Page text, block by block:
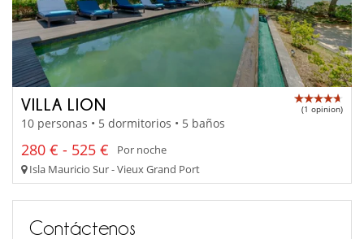
VILLA LION (1 opinion)
10 personas • 5 dormitorios • 5 baños
280 € - 525 €
Por noche
Isla Mauricio Sur - Vieux Grand Port
Contáctenos